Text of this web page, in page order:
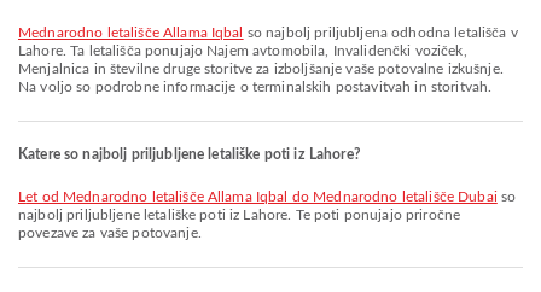
Mednarodno letališče Allama Iqbal so najbolj priljubljena odhodna letališča v
Lahore. Ta letališča ponujajo Najem avtomobila, Invalidenčki voziček,
Menjalnica in številne druge storitve za izboljšanje vaše potovalne izkušnje.
Na voljo so podrobne informacije o terminalskih postavitvah in storitvah.
Katere so najbolj priljubljene letališke poti iz Lahore?
let od Mednarodno letališče Allama Iqbal do Mednarodno letališče Dubai so
najbolj priljubljene letališke poti iz Lahore. Te poti ponujajo priročne
povezave za vaše potovanje.